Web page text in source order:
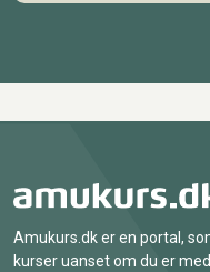
Amukurs.dk er en portal,
kurser uanset om du er